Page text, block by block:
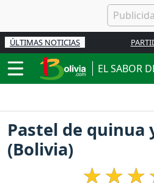
ÚLTIMAS NOTICIAS
EL SABOR
Pastel de quinua
(Bolivia)